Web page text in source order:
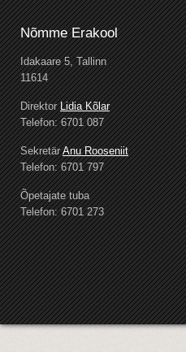
Nõmme Erakool
Idakaare 5, Tallinn
11614
DirektorLidia Kõlar
Telefon: 6701 087
SekretärAnu Rooseniit
Telefon: 6701 797
Õpetajate tuba
Telefon: 6701 273